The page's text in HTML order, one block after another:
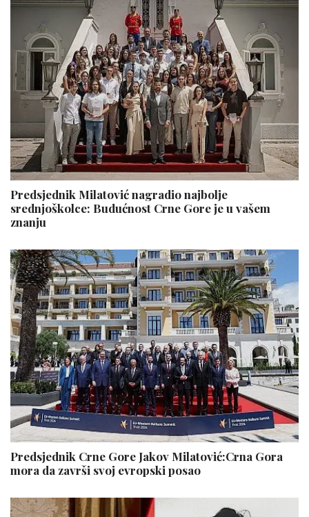
Predsjednik Milatović nagradio najbolje
srednjoškolce: Budućnost Crne Gore je u vašem
znanju
Predsjednik Crne Gore Jakov Milatović:Crna Gora
mora da završi svoj evropski posao